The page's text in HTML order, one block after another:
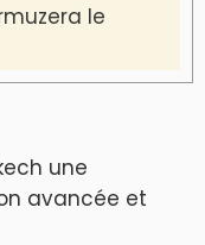
le
une
avancée et